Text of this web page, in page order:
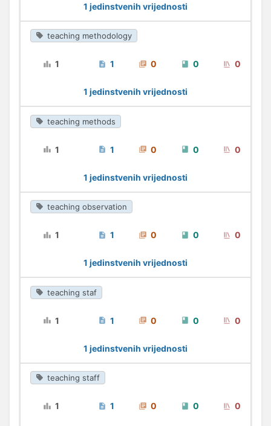
1 jedinstvenih vrijednosti
teaching methodology
1 1 0 0 0
1 jedinstvenih vrijednosti
teaching methods
1 1 0 0 0
1 jedinstvenih vrijednosti
teaching observation
1 1 0 0 0
1 jedinstvenih vrijednosti
teaching staf
1 1 0 0 0
1 jedinstvenih vrijednosti
teaching staff
1 1 0 0 0